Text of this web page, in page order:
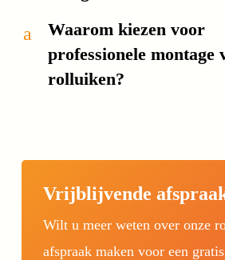
a
Waarom kiezen voor
professionele montage
rolluiken?
Vrijblijvende
Wilt u meer weten over onze
afspraak maken voor een gratis